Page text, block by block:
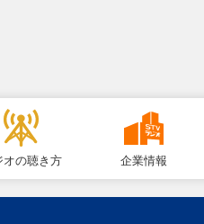
オの聴き方 企業情報